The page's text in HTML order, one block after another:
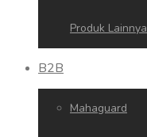
Produk Lainnya
B2B
Mahaguard